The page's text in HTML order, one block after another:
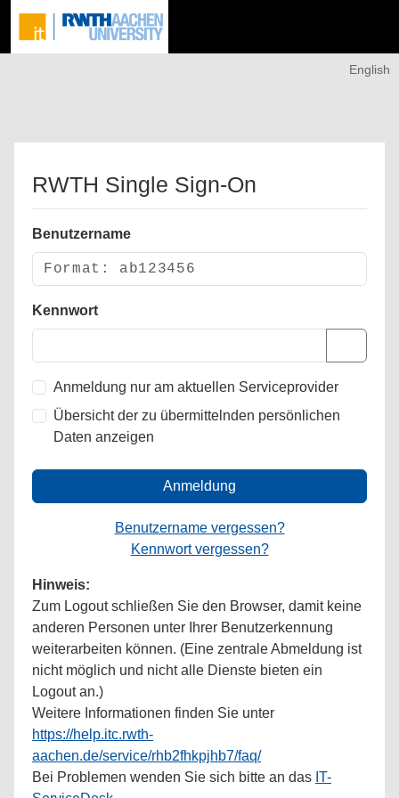
English
RWTH Single Sign-On
Benutzername
Kennwort
Anmeldung nur am aktuellen Serviceprovider
Übersicht der zu übermittelnden persönlichen
Daten anzeigen
Anmeldung
Benutzername vergessen?
Kennwort vergessen?
Hinweis:
Zum Logout schließen Sie den Browser, damit keine
anderen Personen unter Ihrer Benutzerkennung
weiterarbeiten können. (Eine zentrale Abmeldung ist
nicht möglich und nicht alle Dienste bieten ein
Logout an.)
Weitere Informationen finden Sie unter
https://help.itc.rwth-
aachen.de/service/rhb2fhkpjhb7/faq/
Bei Problemen wenden Sie sich bitte an das IT-